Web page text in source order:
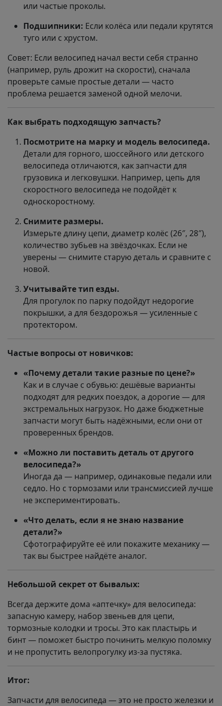
или частые проколы.
Подшипники: Если колёса или педали крутятся
туго или с хрустом.
Совет: Если велосипед начал вести себя странно
(например, руль дрожит на скорости), сначала
проверьте самые простые детали — часто
проблема решается заменой одной мелочи.
Как выбрать подходящую запчасть?
Посмотрите на марку и модель велосипеда.
Детали для горного, шоссейного или детского
велосипеда отличаются, как запчасти для
грузовика и легковушки. Например, цепь для
скоростного велосипеда не подойдёт к
односкоростному.
Снимите размеры.
Измерьте длину цепи, диаметр колёс (26″, 28″),
количество зубьев на звёздочках. Если не
уверены — снимите старую деталь и сравните с
новой.
Учитывайте тип езды.
Для прогулок по парку подойдут недорогие
покрышки, а для бездорожья — усиленные с
протектором.
Частые вопросы от новичков:
«Почему детали такие разные по цене?»
Как и в случае с обувью: дешёвые варианты
подходят для редких поездок, а дорогие — для
экстремальных нагрузок. Но даже бюджетные
запчасти могут быть надёжными, если они от
проверенных брендов.
«Можно ли поставить деталь от другого
велосипеда?»
Иногда да — например, одинаковые педали или
седло. Но с тормозами или трансмиссией лучше
не экспериментировать.
«Что делать, если я не знаю название
детали?»
Сфотографируйте её или покажите механику —
так вы быстрее найдёте аналог.
Небольшой секрет от бывалых:
Всегда держите дома «аптечку» для велосипеда:
запасную камеру, набор звеньев для цепи,
тормозные колодки и тросы. Это как пластырь и
бинт — поможет быстро починить мелкую поломку
и не пропустить велопрогулку из-за пустяка.
Итог:
Запчасти для велосипеда — это не просто железки и